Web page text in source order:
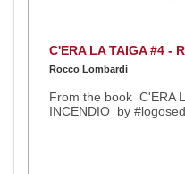
C'ERA LA TAIGA #4 -
Rocco Lombardi
From the book C'ERA
INCENDIO by